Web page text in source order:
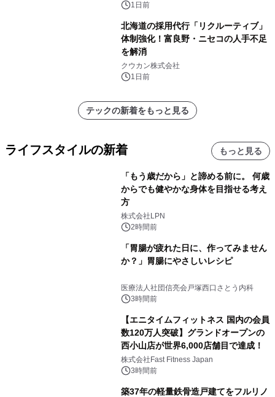
速1日前
北海道の採用代行「リクルーティブ」
体制強化！富良野・ニセコの人手不足
を解消
クウカン株式会社
1日前
テックの新着をもっと見る
ライフスタイルの新着 もっと見る
「もう歳だから」と諦める前に。 何歳
からでも健やかな身体を目指せる考え
方
株式会社LPN
2時間前
「胃腸が疲れた日に、作ってみません
か？」胃腸にやさしいレシピ
医療法人社団信亮会戸塚西口さとう内科
3時間前
【エニタイムフィットネス 国内の会員
数120万人突破】グランドオープンの
西小山店が世界6,000店舗目で達成！
株式会社Fast Fitness Japan
3時間前
築37年の軽量鉄骨造戸建てをフルリノ